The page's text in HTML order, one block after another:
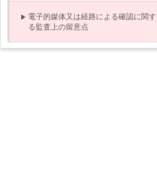
電子的媒体又は経路による確認に関す
る監査上の留意点